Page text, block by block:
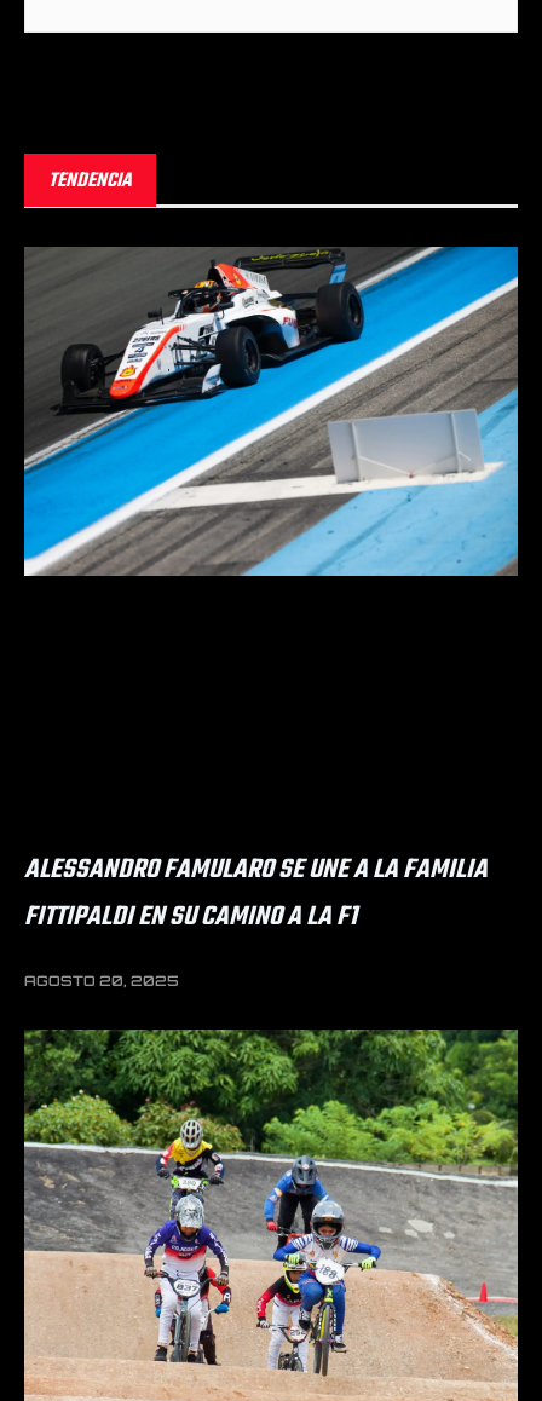
TENDENCIA
ALESSANDRO FAMULARO SE UNE A LA FAMILIA
FITTIPALDI EN SU CAMINO A LA F1
AGOSTO 20, 2025